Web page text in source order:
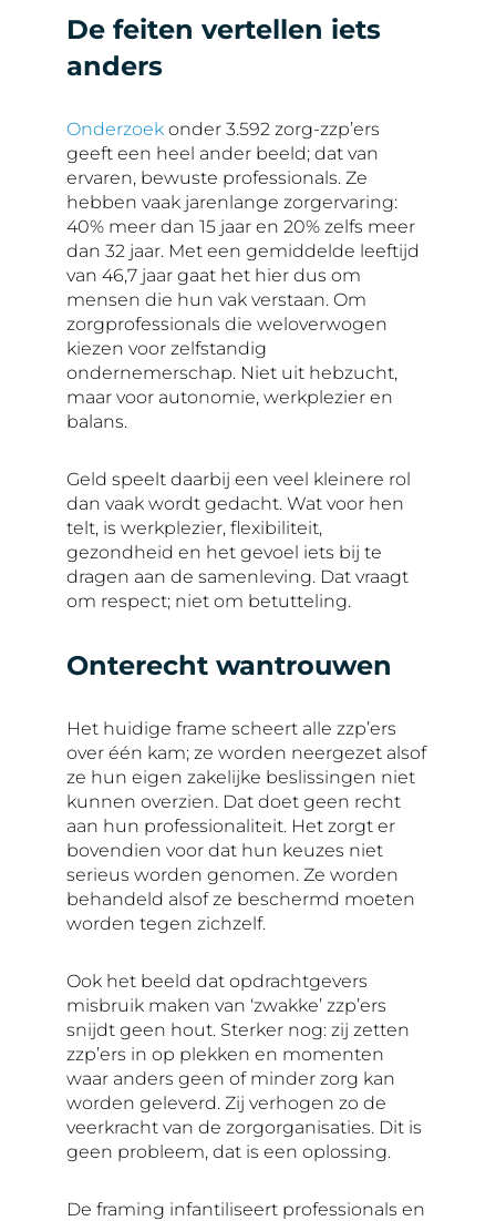
De feiten vertellen iets
anders
Onderzoek onder 3.592 zorg-zzp’ers
geeft een heel ander beeld; dat van
ervaren, bewuste professionals. Ze
hebben vaak jarenlange zorgervaring:
40% meer dan 15 jaar en 20% zelfs meer
dan 32 jaar. Met een gemiddelde leeftijd
van 46,7 jaar gaat het hier dus om
mensen die hun vak verstaan. Om
zorgprofessionals die weloverwogen
kiezen voor zelfstandig
ondernemerschap. Niet uit hebzucht,
maar voor autonomie, werkplezier en
balans.
Geld speelt daarbij een veel kleinere rol
dan vaak wordt gedacht. Wat voor hen
telt, is werkplezier, flexibiliteit,
gezondheid en het gevoel iets bij te
dragen aan de samenleving. Dat vraagt
om respect; niet om betutteling.
Onterecht wantrouwen
Het huidige frame scheert alle zzp’ers
over één kam; ze worden neergezet alsof
ze hun eigen zakelijke beslissingen niet
kunnen overzien. Dat doet geen recht
aan hun professionaliteit. Het zorgt er
bovendien voor dat hun keuzes niet
serieus worden genomen. Ze worden
behandeld alsof ze beschermd moeten
worden tegen zichzelf.
Ook het beeld dat opdrachtgevers
misbruik maken van ‘zwakke’ zzp’ers
snijdt geen hout. Sterker nog: zij zetten
zzp’ers in op plekken en momenten
waar anders geen of minder zorg kan
worden geleverd. Zij verhogen zo de
veerkracht van de zorgorganisaties. Dit is
geen probleem, dat is een oplossing.
De framing infantiliseert professionals en